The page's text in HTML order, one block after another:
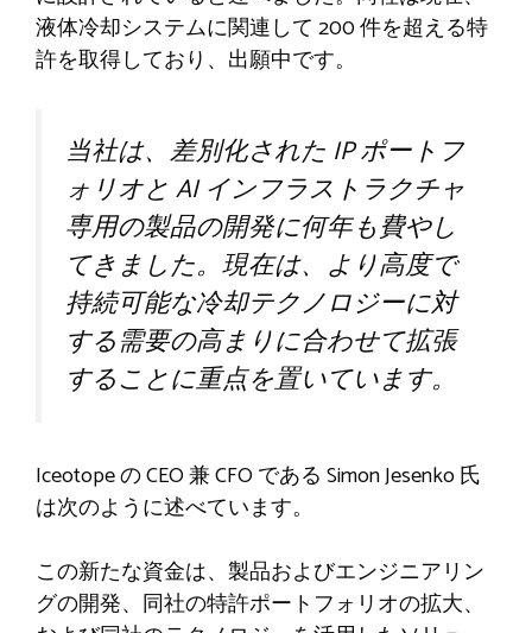
液体冷却システムに関連して 200 件を超える特
許を取得しており、出願中です。
当社は、差別化された IP ポートフ
ォリオと AI インフラストラクチャ
専用の製品の開発に何年も費やし
てきました。現在は、より高度で
持続可能な冷却テクノロジーに対
する需要の高まりに合わせて拡張
することに重点を置いています。
Iceotope の CEO 兼 CFO である Simon Jesenko 氏
は次のように述べています。
この新たな資金は、製品およびエンジニアリン
グの開発、同社の特許ポートフォリオの拡大、